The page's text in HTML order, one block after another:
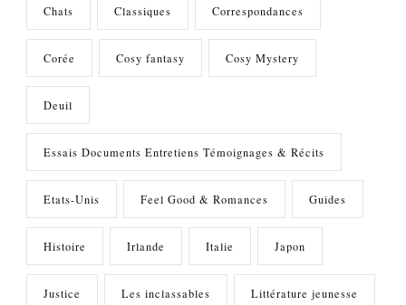
Chats Classiques Correspondances
Corée Cosy fantasy Cosy Mystery
Deuil
Essais Documents Entretiens Témoignages & Récits
Etats-Unis Feel Good & Romances Guides
Histoire Irlande Italie Japon
Justice Les inclassables Littérature jeunesse